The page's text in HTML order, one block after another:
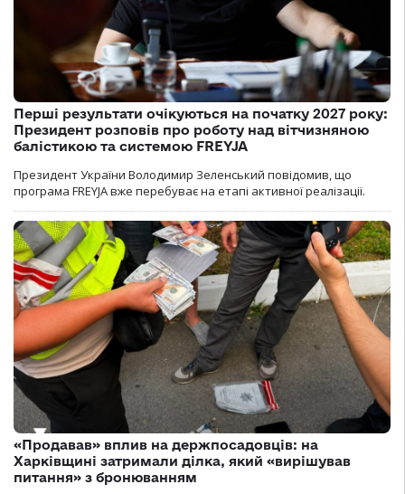
Перші результати очікуються на початку 2027 року:
Президент розповів про роботу над вітчизняною
балістикою та системою FREYJA
Президент України Володимир Зеленський повідомив, що
програма FREYJA вже перебуває на етапі активної реалізації.
«Продавав» вплив на держпосадовців: на
Харківщині затримали ділка, який «вирішував
питання» з бронюванням